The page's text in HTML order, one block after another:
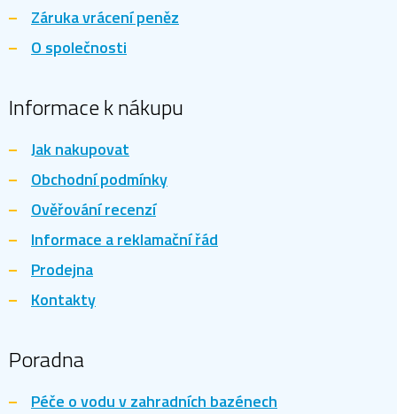
Záruka vrácení peněz
O společnosti
Informace k nákupu
Jak nakupovat
Obchodní podmínky
Ověřování recenzí
Informace a reklamační řád
Prodejna
Kontakty
Poradna
Péče o vodu v zahradních bazénech